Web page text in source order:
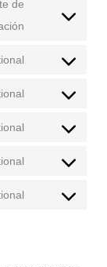
complianz
service
analytics
de
Consent
service
popup-
Consent
Consent
google-
recaptcha
Consent
cleantalk-
Consent
Consent